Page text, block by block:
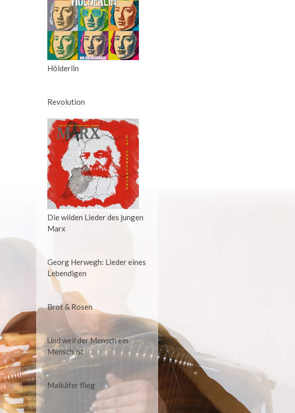
Hölderlin
Revolution
Die wilden Lieder des jungen
Marx
Georg Herwegh: Lieder eines
Lebendigen
Brot & Rosen
Und weil der Mensch ein
Mensch ist
Maikäfer flieg